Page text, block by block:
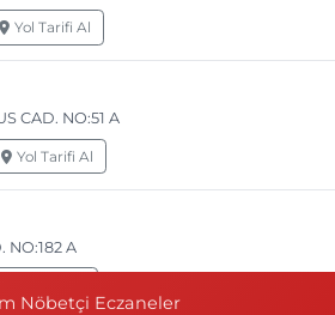
Yol Tarifi Al
CAD. NO:51 A
Yol Tarifi Al
NO:182 A
Nöbetçi Eczaneler